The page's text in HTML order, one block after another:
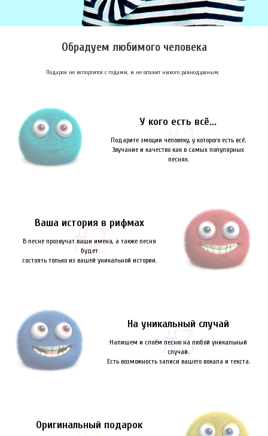
Обрадуем любимого человека
Подарок не испортится с годами, и не оставит никого равнодушным.
У кого есть всё...
Подарите эмоции человеку, у которого есть всё.
Звучание и качество как в самых популярных
песнях.
Ваша история в рифмах
В песне прозвучат ваши имена, а также песня
будет
состоять только из вашей уникальной истории.
На уникальный случай
Напишем и споём песню на любой уникальный
случай.
Есть возможность записи вашего вокала и текста.
Оригинальный подарок